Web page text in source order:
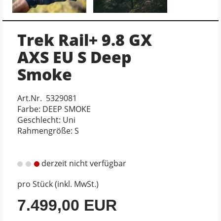
Trek Rail+ 9.8 GX
AXS EU S Deep
Smoke
Art.Nr. 5329081
Farbe: DEEP SMOKE
Geschlecht: Uni
Rahmengröße: S
derzeit nicht verfügbar
pro Stück (inkl. MwSt.)
7.499,00 EUR